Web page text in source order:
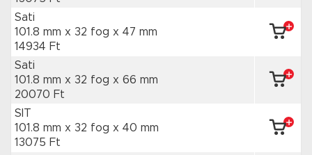
Sati
101.8 mm x 32 fog x 47 mm
14934 Ft
Sati
101.8 mm x 32 fog x 66 mm
20070 Ft
SIT
101.8 mm x 32 fog x 40 mm
13075 Ft